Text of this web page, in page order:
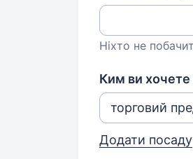
Ніхто не
Ким ви
Додати посаду